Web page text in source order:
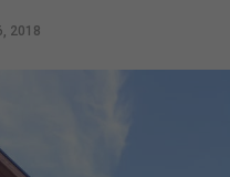
2018